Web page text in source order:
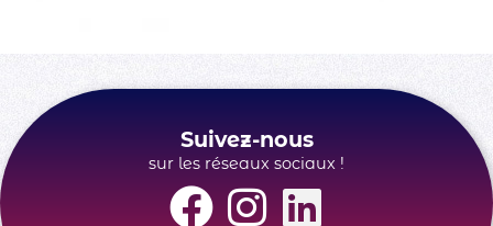
Suivez-nous
sur les réseaux sociaux !